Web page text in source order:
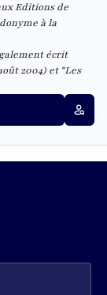
Editions de
à la
écrit
2004) et "Les